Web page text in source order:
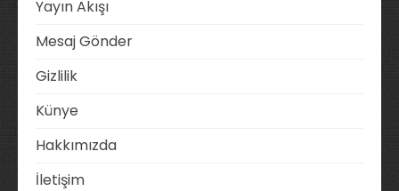
Yayın Akışı
Mesaj Gönder
Gizlilik
Künye
Hakkımızda
İletişim